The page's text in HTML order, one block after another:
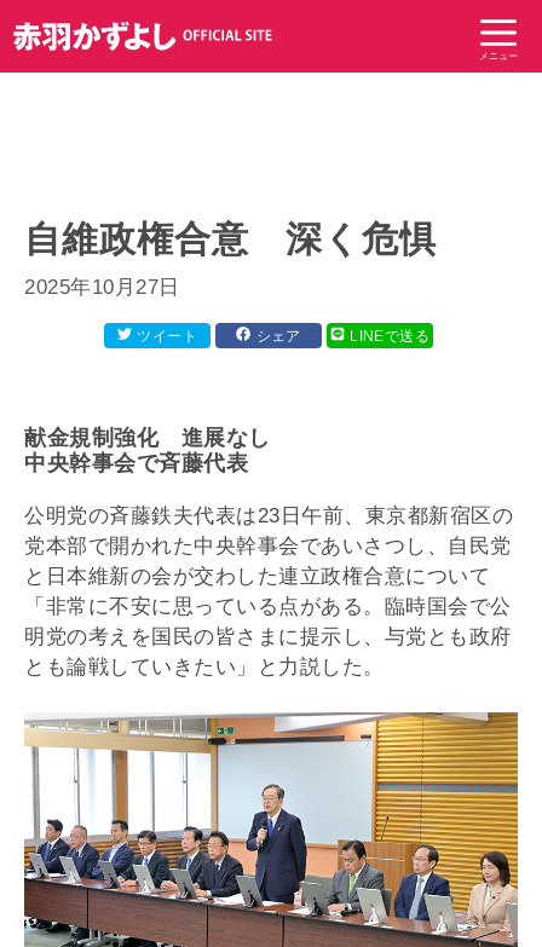
ン
テ
メニュー
自維政権合意 深く危惧
2025年10月27日
ツイート シェア LINEで送る
献金規制強化 進展なし
中央幹事会で斉藤代表
公明党の斉藤鉄夫代表は23日午前、東京都新宿区の
党本部で開かれた中央幹事会であいさつし、自民党
と日本維新の会が交わした連立政権合意について
「非常に不安に思っている点がある。臨時国会で公
明党の考えを国民の皆さまに提示し、与党とも政府
とも論戦していきたい」と力説した。